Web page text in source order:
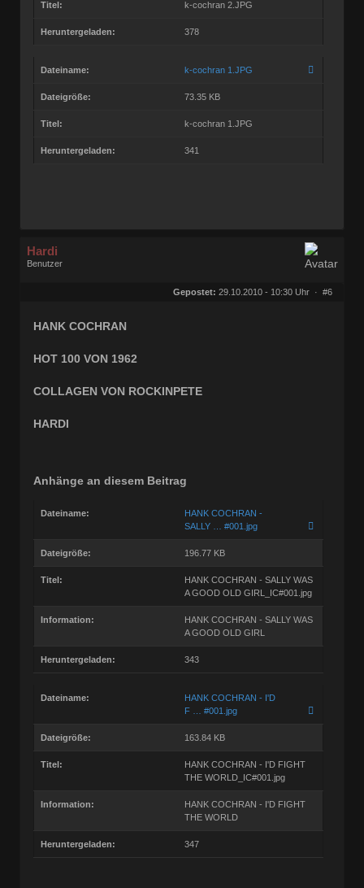
Titel: k-cochran 2.JPG
Heruntergeladen: 378
Dateiname: k-cochran 1.JPG
Dateigröße: 73.35 KB
Titel: k-cochran 1.JPG
Heruntergeladen: 341
Hardi
Benutzer
Gepostet: 29.10.2010 - 10:30 Uhr · #6
HANK COCHRAN
HOT 100 VON 1962
COLLAGEN VON ROCKINPETE
HARDI
Anhänge an diesem Beitrag
Dateiname:
HANK COCHRAN -
SALLY … #001.jpg
Dateigröße: 196.77 KB
Titel:
HANK COCHRAN - SALLY WAS
A GOOD OLD GIRL_IC#001.jpg
Information:
HANK COCHRAN - SALLY WAS
A GOOD OLD GIRL
Heruntergeladen: 343
Dateiname:
HANK COCHRAN - I'D
F … #001.jpg
Dateigröße: 163.84 KB
Titel:
HANK COCHRAN - I'D FIGHT
THE WORLD_IC#001.jpg
Information:
HANK COCHRAN - I'D FIGHT
THE WORLD
Heruntergeladen: 347